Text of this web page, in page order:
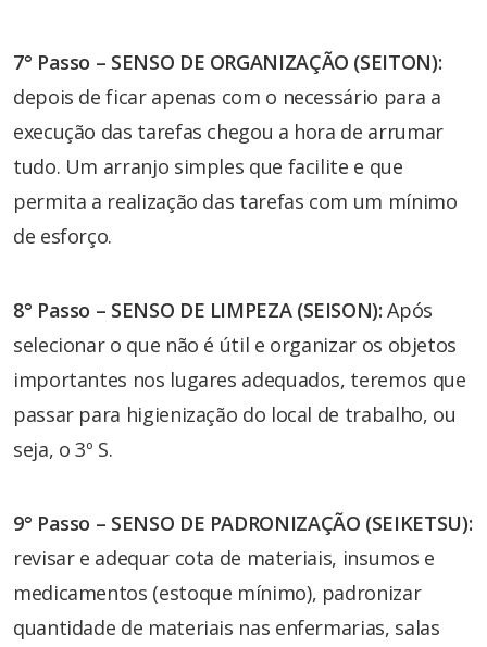
7° Passo – SENSO DE ORGANIZAÇÃO (SEITON):
depois de ficar apenas com o necessário para a
execução das tarefas chegou a hora de arrumar
tudo. Um arranjo simples que facilite e que
permita a realização das tarefas com um mínimo
de esforço.
8° Passo – SENSO DE LIMPEZA (SEISON):Após
selecionar o que não é útil e organizar os objetos
importantes nos lugares adequados, teremos que
passar para higienização do local de trabalho, ou
seja, o 3º S.
9° Passo – SENSO DE PADRONIZAÇÃO (SEIKETSU):
revisar e adequar cota de materiais, insumos e
medicamentos (estoque mínimo), padronizar
quantidade de materiais nas enfermarias, salas